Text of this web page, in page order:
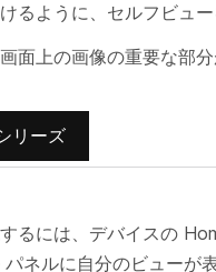
るように、セルフビュ
面上の画像の重要な部
リーズ
るには、デバイスの
ネルに自分のビューが